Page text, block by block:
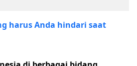
harus Anda hindari saat